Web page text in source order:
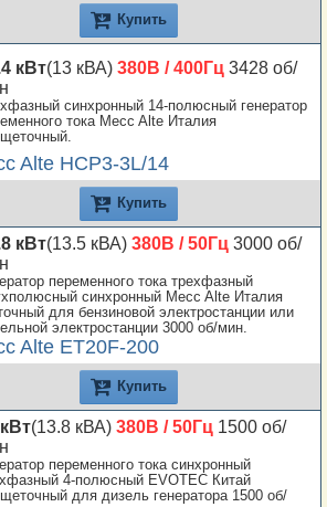
Купить
кВт(13 кВА) 380В / 400Гц 3428 об/
синхронный 14-полюсный генератор
тока Mecc Alte Италия
Alte HCP3-3L/14
Купить
кВт(13.5 кВА) 380В / 50Гц 3000 об/
переменного тока трехфазный
синхронный Mecc Alte Италия
для бензиновой электростанции или
электростанции 3000 об/мин.
Alte ET20F-200
Купить
(13.8 кВА) 380В / 50Гц 1500 об/
переменного тока синхронный
4-полюсный EVOTEC Китай
для дизель генератора 1500 об/